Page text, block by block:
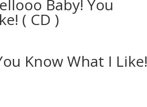
Baby! You
( CD )
Know What I Like!